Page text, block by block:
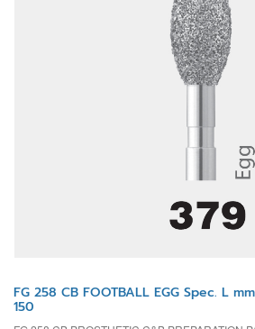
FG 258 CB FOOTBALL EGG Spec. L
150